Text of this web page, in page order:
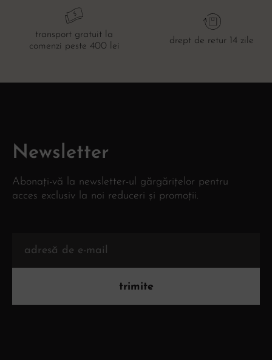
transport gratuit la
comenzi peste 400 lei
drept de retur 14 zile
Newsletter
Abonați-vă la newsletter-ul gărgărițelor pentru
acces exclusiv la noi reduceri și promoții.
trimite